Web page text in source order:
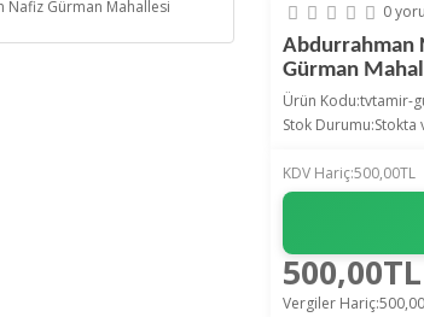
0
Abdurrahman
Gürman
Ürün Kodu:tvtamir-
Stok Durumu:Stokta
KDV Hariç:500,00TL
500,00TL
Vergiler